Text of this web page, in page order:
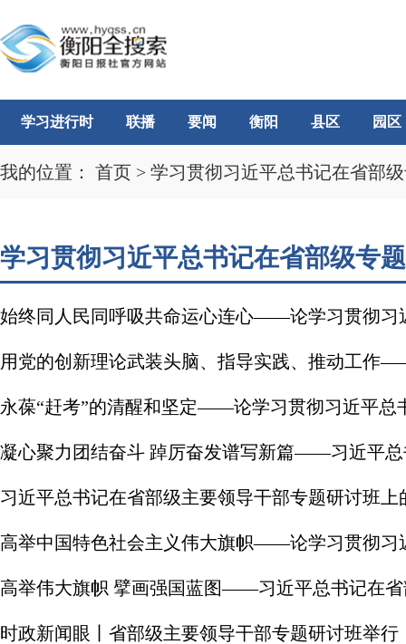
学习进行时 联播 要闻 衡阳 县区 园区
我的位置： 首页 > 学习贯彻习近平总书记在省部
学习贯彻习近平总书记在省部级专
永葆“赶考”的清醒和坚定——论学习贯彻习近平总
时政新闻眼丨省部级主要领导干部专题研讨班举